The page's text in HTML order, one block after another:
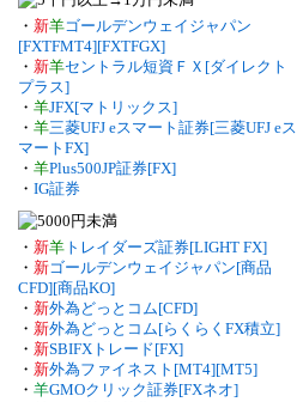
・ 新羊ゴールデンウェイジャパン
[FXTFMT4][FXTFGX]
・ 新羊セントラル短資ＦＸ[ダイレクト
プラス]
・ 羊JFX[マトリックス]
・ 羊三菱UFJ eスマート証券[三菱UFJ eス
マートFX]
・ 羊Plus500JP証券[FX]
・ IG証券
・ 新羊 トレイダーズ証券[LIGHT FX]
・ 新ゴールデンウェイジャパン[商品
CFD][商品KO]
・ 新外為どっとコム[CFD]
・ 新外為どっとコム[らくらくFX積立]
・ 新SBIFXトレード[FX]
・ 新外為ファイネスト[MT4][MT5]
・ 羊GMOクリック証券[FXネオ]